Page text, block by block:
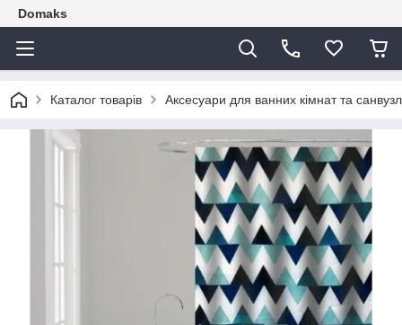
Domaks
Каталог товарів Аксесуари для ванних кімнат та